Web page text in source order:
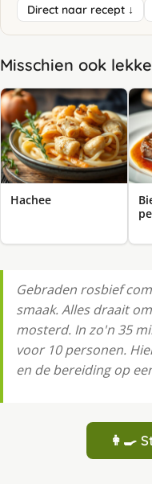
Direct naar recept ↓
Misschien ook
Hachee
Gebraden rosbief
smaak. Alles draait
mosterd. In zo'n 35
voor 10 personen.
en de bereiding op
👩‍🍳